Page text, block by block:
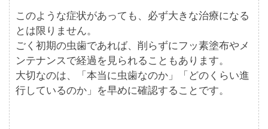
このような症状があっても、必ず大きな治療になる
とは限りません。
ごく初期の虫歯であれば、削らずにフッ素塗布やメ
ンテナンスで経過を見られることもあります。
大切なのは、「本当に虫歯なのか」「どのくらい進
行しているのか」を早めに確認することです。